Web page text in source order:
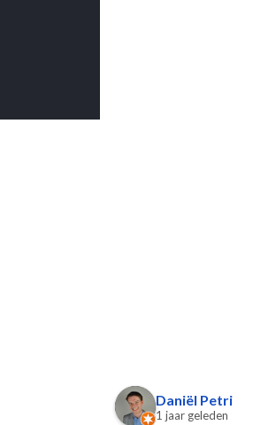
Daniël Petri
1 jaar geleden